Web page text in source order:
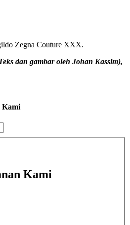
Zegna Couture XXX.
dan gambar oleh Johan Kassim),
Kami
Kami